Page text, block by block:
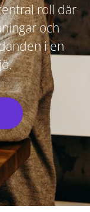
roll där
och
i en